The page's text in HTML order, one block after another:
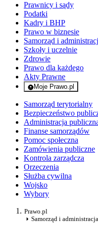
Prawnicy i sądy
Podatki
Kadry i BHP
Prawo w biznesie
Samorząd i
Szkoły i uczelnie
Zdrowie
Prawo dla każdego
Akty Prawne
Moje Prawo.pl
- rejestracja i
Samorząd terytorialny
Bezpieczeństwo
Administracja
Finanse samorządów
Pomoc społeczna
Zamówienia publiczne
Kontrola zarządcza
Orzeczenia
Służba cywilna
Wojsko
Wybory
Prawo.pl
Samorząd i administracja